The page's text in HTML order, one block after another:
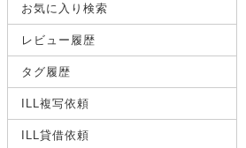
お気に入り検索
レビュー履歴
タグ履歴
ILL複写依頼
ILL貸借依頼